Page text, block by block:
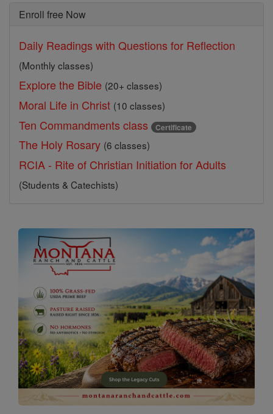
Enroll free Now
Daily Readings with Questions for Reflection
(Monthly classes)
Explore the Bible (20+ classes)
Moral Life in Christ (10 classes)
Ten Commandments class Certificate
The Holy Rosary (6 classes)
RCIA - Rite of Christian Initiation for Adults
(Students & Catechists)